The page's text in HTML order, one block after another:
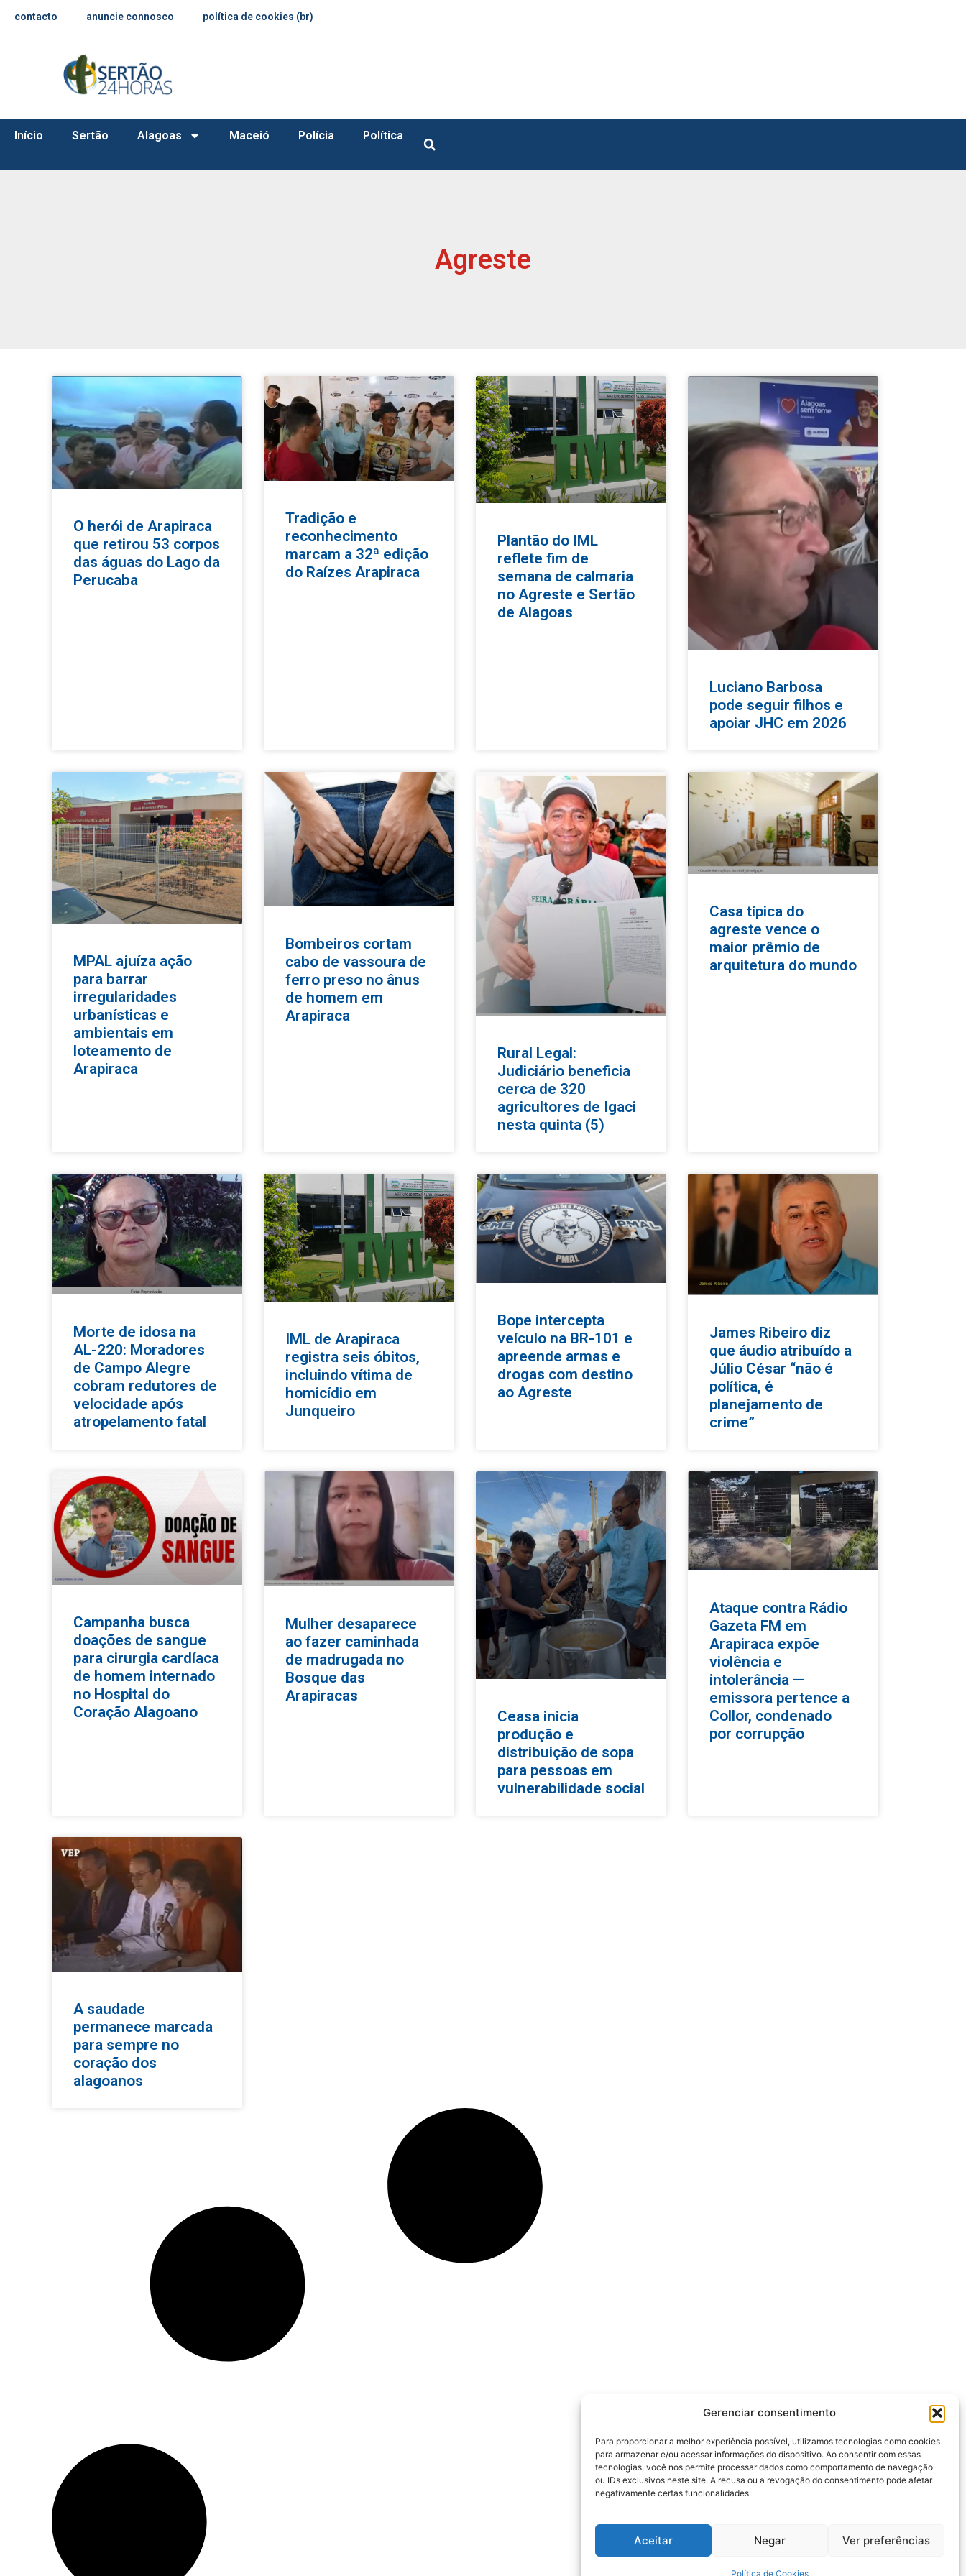
Gerenciar consentimento
Para proporcionar a melhor experiência possível, utilizamos tecnologias como cookies
para armazenar e/ou acessar informações do dispositivo. Ao consentir com essas
tecnologias, você nos permite processar dados como comportamento de navegação
ou IDs exclusivos neste site. A recusa ou a revogação do consentimento pode afetar
negativamente certas funcionalidades.
Aceitar Negar Ver preferências
Política de Cookies
contacto anuncie connosco política de cookies (br)
Início Sertão Alagoas Maceió Polícia Política
Agreste
O herói de Arapiraca
que retirou 53 corpos
das águas do Lago da
Perucaba
Tradição e
reconhecimento
marcam a 32ª edição
do Raízes Arapiraca
Plantão do IML
reflete fim de
semana de calmaria
no Agreste e Sertão
de Alagoas
Luciano Barbosa
pode seguir filhos e
apoiar JHC em 2026
MPAL ajuíza ação
para barrar
irregularidades
urbanísticas e
ambientais em
loteamento de
Arapiraca
Bombeiros cortam
cabo de vassoura de
ferro preso no ânus
de homem em
Arapiraca
Rural Legal:
Judiciário beneficia
cerca de 320
agricultores de Igaci
nesta quinta (5)
Casa típica do
agreste vence o
maior prêmio de
arquitetura do mundo
Morte de idosa na
AL-220: Moradores
de Campo Alegre
cobram redutores de
velocidade após
atropelamento fatal
IML de Arapiraca
registra seis óbitos,
incluindo vítima de
homicídio em
Junqueiro
Bope intercepta
veículo na BR-101 e
apreende armas e
drogas com destino
ao Agreste
James Ribeiro diz
que áudio atribuído a
Júlio César “não é
política, é
planejamento de
crime”
Campanha busca
doações de sangue
para cirurgia cardíaca
de homem internado
no Hospital do
Coração Alagoano
Mulher desaparece
ao fazer caminhada
de madrugada no
Bosque das
Arapiracas
Ceasa inicia
produção e
distribuição de sopa
para pessoas em
vulnerabilidade social
Ataque contra Rádio
Gazeta FM em
Arapiraca expõe
violência e
intolerância —
emissora pertence a
Collor, condenado
por corrupção
A saudade
permanece marcada
para sempre no
coração dos
alagoanos